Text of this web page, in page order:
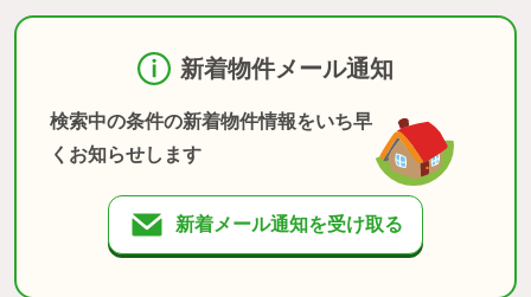
新着物件メール通知
検索中の条件の新着物件情報をいち早
くお知らせします
新着メール通知を受け取る